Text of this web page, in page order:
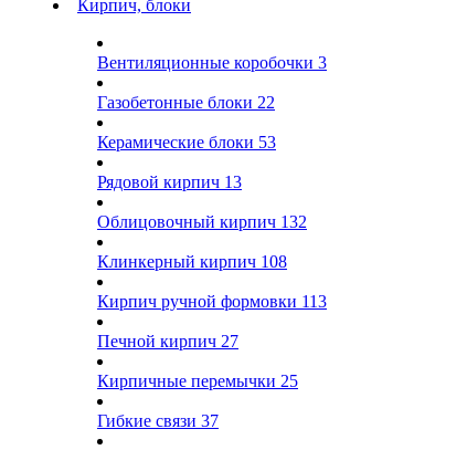
Кирпич, блоки
Вентиляционные коробочки 3
Газобетонные блоки 22
Керамические блоки 53
Рядовой кирпич 13
Облицовочный кирпич 132
Клинкерный кирпич 108
Кирпич ручной формовки 113
Печной кирпич 27
Кирпичные перемычки 25
Гибкие связи 37